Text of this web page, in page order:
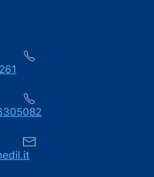
eventuale imprevisto è stato
e cura dei dettagli:
SYNEDIL a chiunque stia